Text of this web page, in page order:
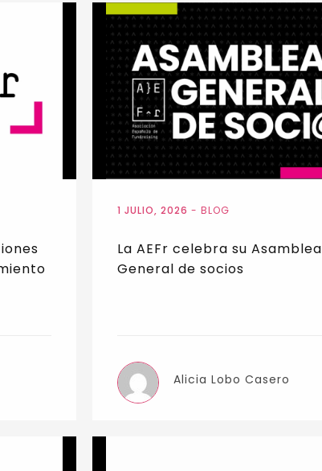
1 JULIO, 2026 - BLOG
La AEFr celebra su Asamblea
General de socios
Alicia Lobo Casero